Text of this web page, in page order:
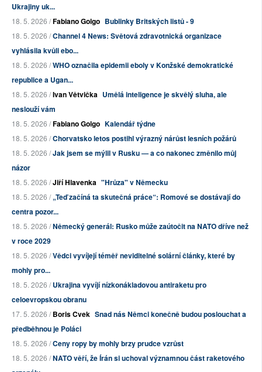
Ukrajiny uk...
18. 5. 2026 /Fabiano Golgo Bublinky Britských listů - 9
18. 5. 2026 /Channel 4 News: Světová zdravotnická organizace
vyhlásila kvůli ebo...
18. 5. 2026 /WHO označila epidemii eboly v Konžské demokratické
republice a Ugan...
18. 5. 2026 /Ivan Větvička Umělá inteligence je skvělý sluha, ale
neslouží vám
18. 5. 2026 /Fabiano Golgo Kalendář týdne
18. 5. 2026 /Chorvatsko letos postihl výrazný nárůst lesních požárů
18. 5. 2026 /Jak jsem se mýlil v Rusku — a co nakonec změnilo můj
názor
18. 5. 2026 /Jiří Hlavenka "Hrůza" v Německu
18. 5. 2026 /„Teď začíná ta skutečná práce“: Romové se dostávají do
centra pozor...
18. 5. 2026 /Německý generál: Rusko může zaútočit na NATO dříve než
v roce 2029
18. 5. 2026 /Vědci vyvíjejí téměř neviditelné solární články, které by
mohly pro...
18. 5. 2026 /Ukrajina vyvíjí nízkonákladovou antiraketu pro
celoevropskou obranu
17. 5. 2026 /Boris Cvek Snad nás Němci konečně budou poslouchat a
předběhnou je Poláci
18. 5. 2026 /Ceny ropy by mohly brzy prudce vzrůst
18. 5. 2026 /NATO věří, že Írán si uchoval významnou část raketového